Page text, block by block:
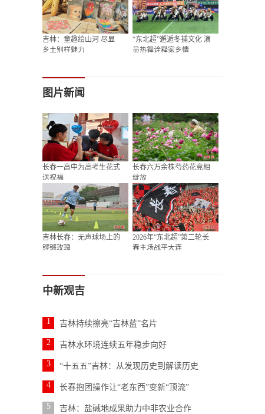
吉林：童趣绘山河 尽显
乡土别样魅力
“东北超”邂逅冬捕文化 演
员热舞诠释家乡情
图片新闻
长春一高中为高考生花式
送祝福
长春六万余株芍药花竞相
绽放
吉林长春：无声球场上的
铿锵玫瑰
2026年“东北超”第二轮长
春主场战平大连
中新观吉
1 吉林持续擦亮“吉林蓝”名片
2 吉林水环境连续五年稳步向好
3 “十五五”吉林：从发现历史到解读历史
4 长春抱团操作让“老东西”变新“顶流”
5 吉林：盐碱地成果助力中非农业合作